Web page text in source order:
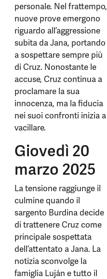
personale. Nel frattempo,
nuove prove emergono
riguardo all’aggressione
subita da Jana, portando
a sospettare sempre più
di Cruz. Nonostante le
accuse, Cruz continua a
proclamare la sua
innocenza, ma la fiducia
nei suoi confronti inizia a
vacillare.
Giovedì 20
marzo 2025
La tensione raggiunge il
culmine quando il
sargento Burdina decide
di trattenere Cruz come
principale sospettata
dell’attentato a Jana. La
notizia sconvolge la
famiglia Luján e tutto il